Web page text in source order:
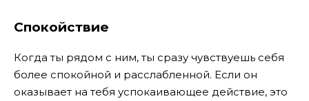
Спокойствие
Когда ты рядом с ним, ты сразу чувствуешь себя
более спокойной и расслабленной. Если он
оказывает на тебя успокаивающее действие, это